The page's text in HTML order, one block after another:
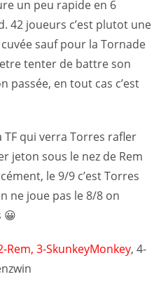
un peu rapide en 6
42 joueurs c’est plutot une
sauf pour la Tornade
tenter de battre son
passée, en tout cas c’est
qui verra Torres rafler
jeton sous le nez de Rem
le 9/9 c’est Torres
ne joue pas le 8/8 on
😀
Rem, 3-SkunkeyMonkey, 4-